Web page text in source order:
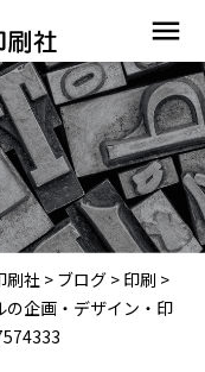
menu
刷社 > ブログ > 印刷 >
の企画・デザイン・印